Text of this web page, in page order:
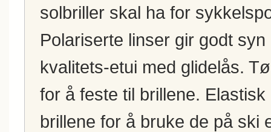
solbriller skal ha for
Polariserte linser gir godt
kvalitets-etui med glidelås.
for å feste til brillene.
brillene for å bruke de på ski